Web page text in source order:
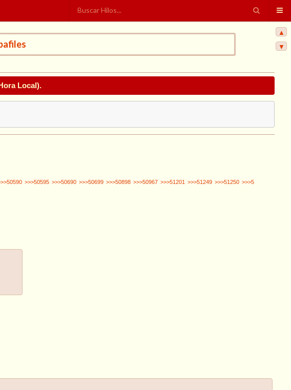
Local).
>>>50595 >>>50690 >>>50699 >>>50898 >>>50967 >>>51201 >>>51249 >>>51250 >>>5
▲
▼